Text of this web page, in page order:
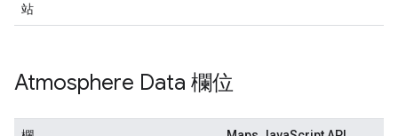
站
Atmosphere Data 欄位